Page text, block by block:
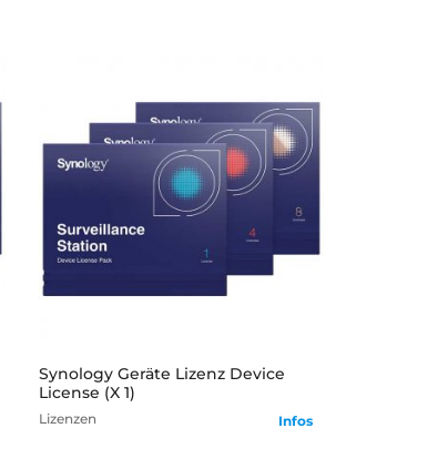
Synology Geräte Lizenz Device
License (X 1)
Lizenzen Infos